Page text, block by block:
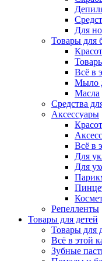
Для
Товары для
Всё в
Мыло
Масла
Средства
Аксессуары
Всё в
Для
Для
Репелленты
Товары для детей
Товары для
Всё в этой
Зубные